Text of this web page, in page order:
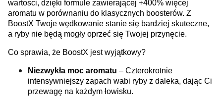
wartości, dzięki formule zawierającej +400% więcej
aromatu w porównaniu do klasycznych boosterów. Z
BoostX Twoje wędkowanie stanie się bardziej skuteczne,
a ryby nie będą mogły oprzeć się Twojej przynęcie.
Co sprawia, że BoostX jest wyjątkowy?
Niezwykła moc aromatu – Czterokrotnie
intensywniejszy zapach wabi ryby z daleka, dając Ci
przewagę na każdym łowisku.